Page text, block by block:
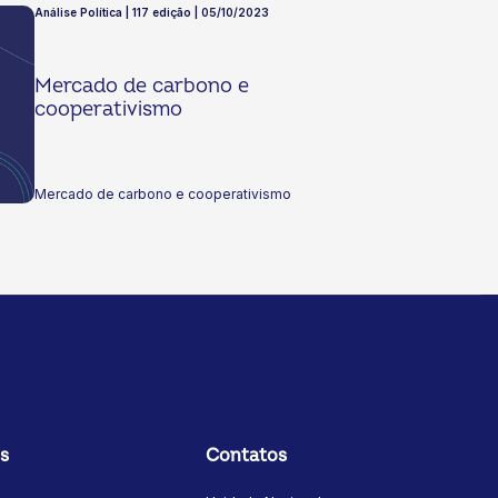
Análise Política | 117 edição | 05/10/2023
Mercado de carbono e
cooperativismo
Mercado de carbono e cooperativismo
Contatos